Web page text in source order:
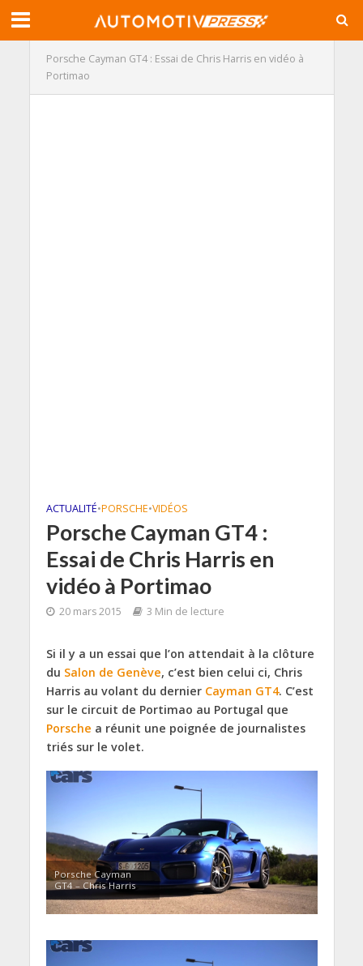
Porsche Cayman GT4 : Essai de Chris Harris en vidéo à
Portimao
ACTUALITÉ•PORSCHE•VIDÉOS
Porsche Cayman GT4 :
Essai de Chris Harris en
vidéo à Portimao
20 mars 2015 3 Min de lecture
Si il y a un essai que l’on attendait à la clôture
du Salon de Genève, c’est bien celui ci, Chris
Harris au volant du dernier Cayman GT4. C’est
sur le circuit de Portimao au Portugal que
Porsche a réunit une poignée de journalistes
triés sur le volet.
Porsche Cayman
GT4 – Chris Harris